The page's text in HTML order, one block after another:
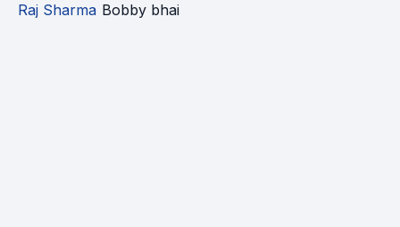
Raj Sharma Bobby bhai